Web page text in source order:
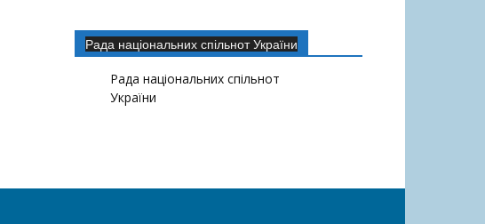
Рада національних спільнот України
Рада національних спільнот
України